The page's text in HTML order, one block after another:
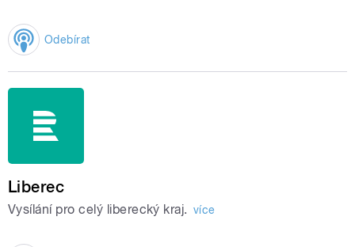
Odebírat
Liberec
Vysílání pro celý liberecký kraj. více